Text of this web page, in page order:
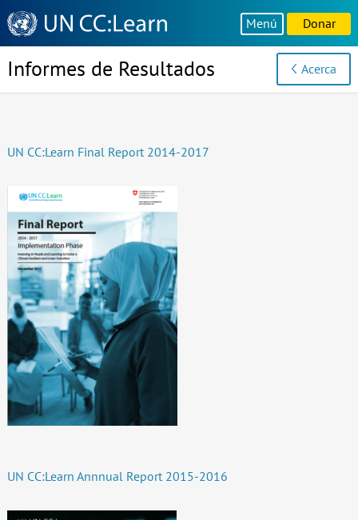
Knowledge
Sharing
Platform
Menú Donar
Informes de Resultados Acerca
UN CC:Learn Final Report 2014-2017
UN CC:Learn Annnual Report 2015-2016